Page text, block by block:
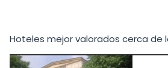
Hoteles mejor valorados cerca de